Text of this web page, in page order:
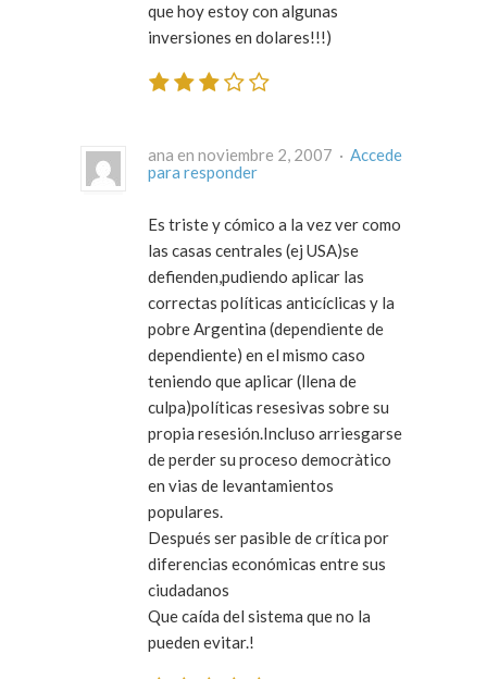
que hoy estoy con algunas
inversiones en dolares!!!)
ana en noviembre 2, 2007 · Accede
para responder
Es triste y cómico a la vez ver como
las casas centrales (ej USA)se
defienden,pudiendo aplicar las
correctas políticas anticíclicas y la
pobre Argentina (dependiente de
dependiente) en el mismo caso
teniendo que aplicar (llena de
culpa)políticas resesivas sobre su
propia resesión.Incluso arriesgarse
de perder su proceso democràtico
en vias de levantamientos
populares.
Después ser pasible de crítica por
diferencias económicas entre sus
ciudadanos
Que caída del sistema que no la
pueden evitar.!